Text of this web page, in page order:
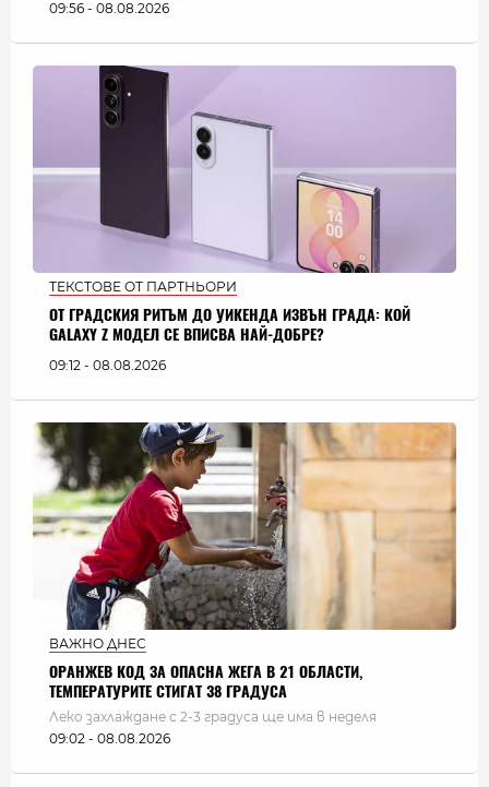
09:56 - 08.08.2026
ТЕКСТОВЕ ОТ ПАРТНЬОРИ
ОТ ГРАДСКИЯ РИТЪМ ДО УИКЕНДА ИЗВЪН ГРАДА: КОЙ
GALAXY Z МОДЕЛ СЕ ВПИСВА НАЙ-ДОБРЕ?
09:12 - 08.08.2026
ВАЖНО ДНЕС
ОРАНЖЕВ КОД ЗА ОПАСНА ЖЕГА В 21 ОБЛАСТИ,
ТЕМПЕРАТУРИТЕ СТИГАТ 38 ГРАДУСА
Леко захлаждане с 2-3 градуса ще има в неделя
09:02 - 08.08.2026